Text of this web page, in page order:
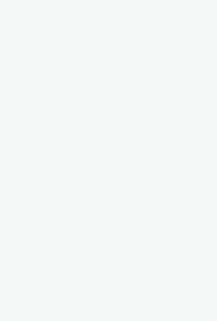
a better user experience for
on metrics the number of visitors,
across websites and collect